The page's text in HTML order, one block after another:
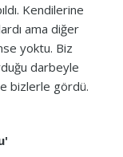
Kendilerine
ama diğer
yoktu. Biz
darbeyle
bizlerle gördü.